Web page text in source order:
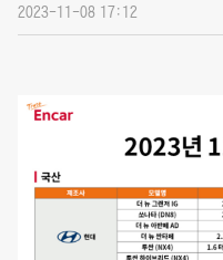
2023-11-08 17:12